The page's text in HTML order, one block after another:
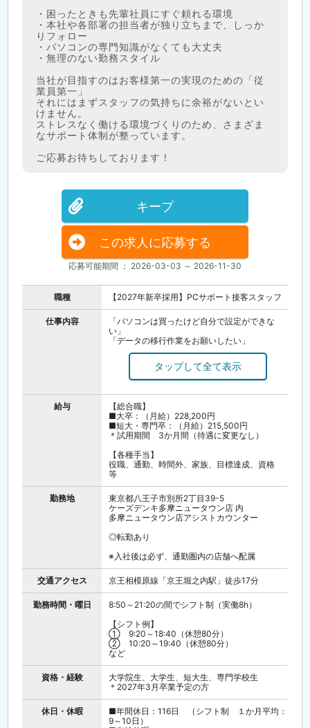
・困ったときも先輩社員にすぐ頼れる環境
・本社や各部署の担当者が独り立ちまで、しっか
りフォロー
・パソコンの専門知識がなくても大丈夫
・無理のない勤務スタイル
当社が目指すのはお客様第一の実現のための「従
業員第一」
それにはまずスタッフの気持ちに余裕がないとい
けません。
ストレスなく働ける環境づくりのため、さまざま
なサポート体制が整っています。
ご応募お待ちしております！
キープ
この求人に応募する
応募可能期間 ： 2026-03-03 ～ 2026-11-30
職種 【2027年新卒採用】PCサポート接客スタッフ
仕事内容
「パソコンは買ったけど自分で設定ができな
い」
「データの移行作業をお願いしたい」
そんなお客様からのご相談を丁寧にお聞きし
快適にパソコンを利用できるようお手伝いする
お仕事です。
【設定サービス案内】
パソコンや周辺機器を購入されたお客様に、
各種設定サービスをご案内します。
ます☆
お客様のご希望を確認後、
店頭での設定サービスプランを販売・受付しま
す。
☆無理に商品をお勧めすることはありません☆
【修理相談】
機器の持ち込み・電話での故障相談に対応し、
修理依頼の受付や手続きをします。
その他には購入相談、操作説明、
★ノルマ無し！お客様との会話に集中できます
♪★
あくまで目の前のお客様のご要望に合わせ、
正しく、誠実なご案内をすることに集中できま
す♪
年間を通じて様々な研修を用意しているため、
知識ゼロからでも問題ありません。
将来的には様々な職種にチャレンジすることも
可能です！
(例：本部運営、ひよこパソコン教室運営、人
事、経理 等）
給与
【総合職】
■大卒：（月給）228,200円
■短大・専門卒：（月給）215,500円
＊試用期間 3か月間（待遇に変更なし）
【各種手当】
役職、通勤、時間外、家族、目標達成、資格
等
勤務地
東京都八王子市別所2丁目39-5
ケーズデンキ多摩ニュータウン店 内
多摩ニュータウン店アシストカウンター
◎転勤あり
※入社後は必ず、通勤圏内の店舗へ配属
交通アクセス 京王相模原線「京王堀之内駅」徒歩17分
勤務時間・曜日
8:50～21:20の間でシフト制（実働8h）
【シフト例】
① 9:20～18:40（休憩80分）
② 10:20～19:40（休憩80分）
など
資格・経験
大学院生、大学生、短大生、専門学校生
＊2027年3月卒業予定の方
休日・休暇
■年間休日：116日 （シフト制 １か月平均：
9～10日）